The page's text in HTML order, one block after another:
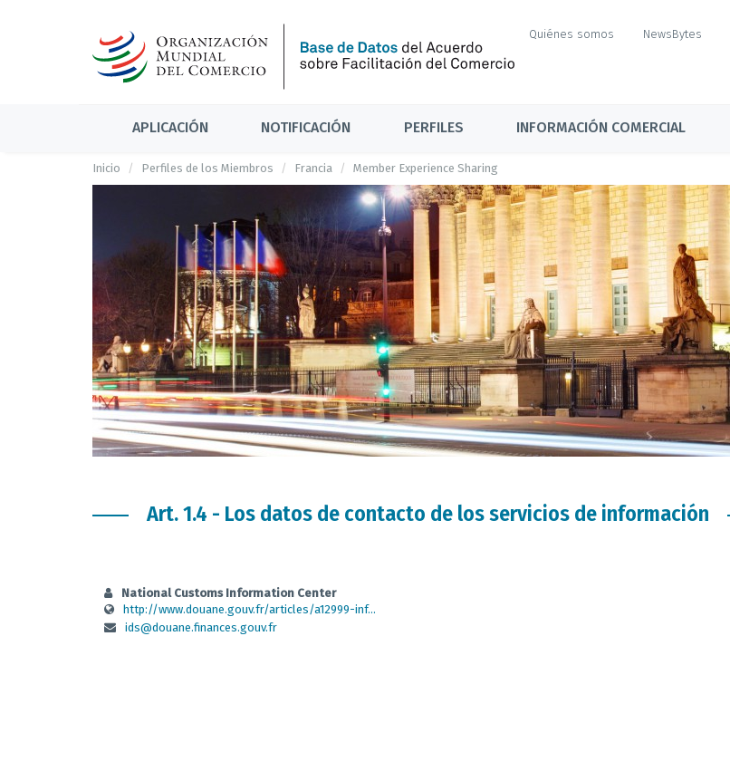
Quiénes somos NewsBytes
APLICACIÓN NOTIFICACIÓN PERFILES INFORMACIÓN COMERCIAL
Inicio Perfiles de los Miembros Francia Member Experience Sharing
Art. 1.4 - Los datos de contacto de los servicios de información
National Customs Information Center
http://www.douane.gouv.fr/articles/a12999-inf...
ids@douane.finances.gouv.fr